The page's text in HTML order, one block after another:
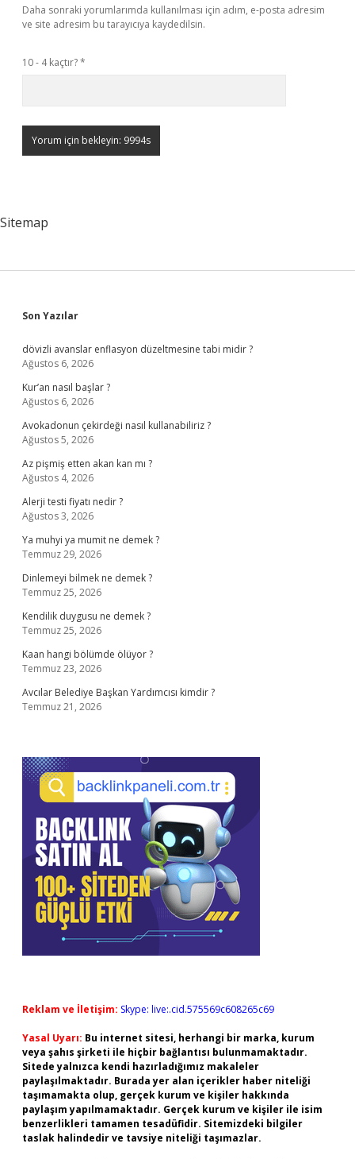
Daha sonraki yorumlarımda kullanılması için adım, e-posta adresim
ve site adresim bu tarayıcıya kaydedilsin.
10 - 4 kaçtır?*
Sitemap
Sidebar
Son Yazılar
dövizli avanslar enflasyon düzeltmesine tabi midir ?
Ağustos 6, 2026
Kur’an nasıl başlar ?
Ağustos 6, 2026
Avokadonun çekirdeği nasıl kullanabiliriz ?
Ağustos 5, 2026
Az pişmiş etten akan kan mı ?
Ağustos 4, 2026
Alerji testi fiyatı nedir ?
Ağustos 3, 2026
Ya muhyi ya mumit ne demek ?
Temmuz 29, 2026
Dinlemeyi bilmek ne demek ?
Temmuz 25, 2026
Kendilik duygusu ne demek ?
Temmuz 25, 2026
Kaan hangi bölümde ölüyor ?
Temmuz 23, 2026
Avcılar Belediye Başkan Yardımcısı kimdir ?
Temmuz 21, 2026
Reklam ve İletişim: Skype: live:.cid.575569c608265c69
Yasal Uyarı: Bu internet sitesi, herhangi bir marka, kurum
veya şahıs şirketi ile hiçbir bağlantısı bulunmamaktadır.
Sitede yalnızca kendi hazırladığımız makaleler
paylaşılmaktadır. Burada yer alan içerikler haber niteliği
taşımamakta olup, gerçek kurum ve kişiler hakkında
paylaşım yapılmamaktadır. Gerçek kurum ve kişiler ile isim
benzerlikleri tamamen tesadüfidir. Sitemizdeki bilgiler
taslak halindedir ve tavsiye niteliği taşımazlar.